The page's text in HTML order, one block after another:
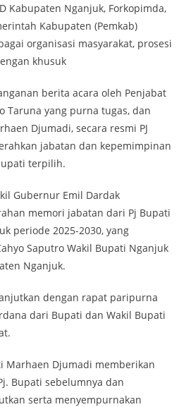
Kabupaten Nganjuk, Forkopimda,
Kabupaten (Pemkab)
organisasi masyarakat, prosesi
khusuk
berita acara oleh Penjabat
Taruna yang purna tugas, dan
Djumadi, secara resmi PJ
jabatan dan kepemimpinan
terpilih.
Gubernur Emil Dardak
memori jabatan dari Pj Bupati
periode 2025-2030, yang
Saputro Wakil Bupati Nganjuk
Nganjuk.
dengan rapat paripurna
dari Bupati dan Wakil Bupati
Marhaen Djumadi memberikan
Bupati sebelumnya dan
serta menyempurnakan